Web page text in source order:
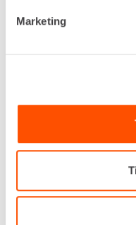
Marketing
Jordtryk
Gravearmsvinkel
Gravedybde, maks.
maks.